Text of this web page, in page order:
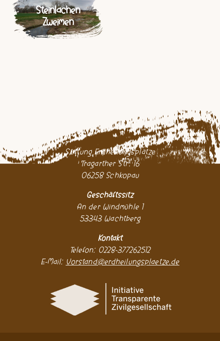
Steinlachen
Zweimen
Stiftung Erdheilungsplätze
Tragarther Str. 16
06258 Schkopau
Geschäftssitz
An der Windmühle 1
53343 Wachtberg
Kontakt
Telefon: 0228-377262512
E-Mail: Vorstand@erdheilungsplaetze.de